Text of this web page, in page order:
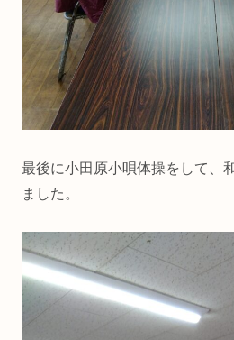
最後に小田原小唄体操をして、
ました。